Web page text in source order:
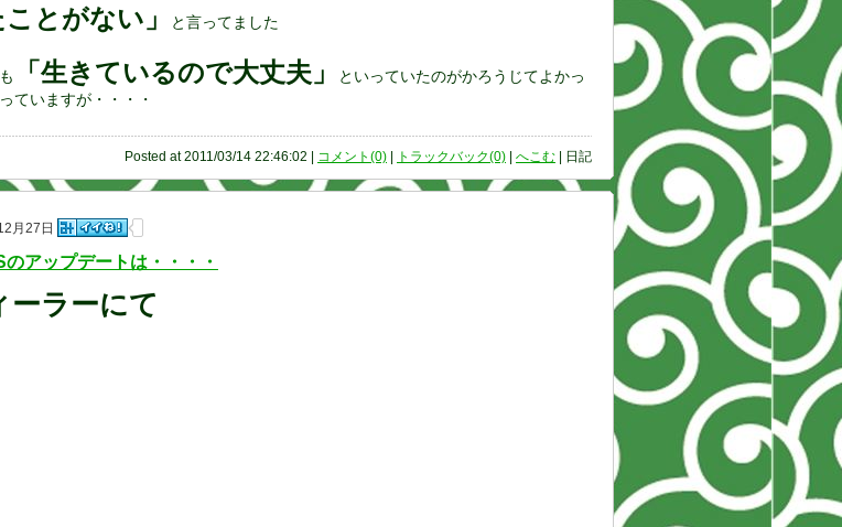
ことがない」
と言ってました
「生きているので大丈夫」
といっていたのがかろうじてよかっ
ていますが・・・・
Posted at 2011/03/14 22:46:02 | コメント(0) | トラックバック(0) | へこむ | 日記
月27日
のアップデートは・・・・
ーラーにて